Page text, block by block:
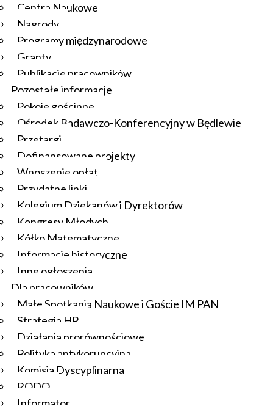
Centra Naukowe
Nagrody
Programy międzynarodowe
Granty
Publikacje pracowników
Pozostałe informacje
Pokoje gościnne
Ośrodek Badawczo-Konferencyjny w Będlewie
Przetargi
Dofinansowane projekty
Wnoszenie opłat
Przydatne linki
Kolegium Dziekanów i Dyrektorów
Kongresy Młodych
Kółko Matematyczne
Informacje historyczne
Inne ogłoszenia
Dla pracowników
Małe Spotkania Naukowe i Goście IM PAN
Strategia HR
Działania prorównościowe
Polityka antykorupcyjna
Komisja Dyscyplinarna
RODO
Informator